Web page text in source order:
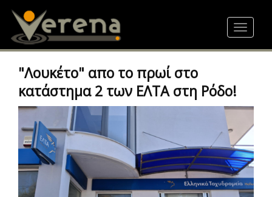
content
Toggle
"Λουκέτο" απο το πρωί στο
κατάστημα 2 των ΕΛΤΑ στη Ρόδο!